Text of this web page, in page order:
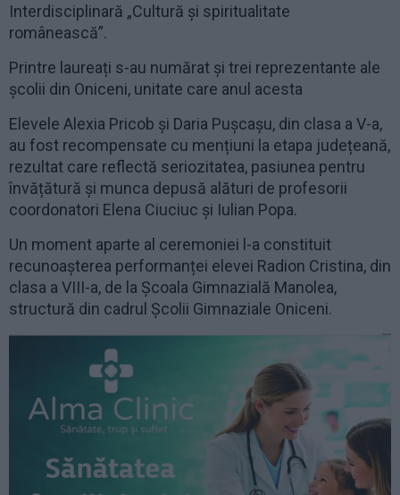
Interdisciplinară „Cultură și spiritualitate
românească”.
Printre laureați s-au numărat și trei reprezentante ale
școlii din Oniceni, unitate care anul acesta
Elevele Alexia Pricob și Daria Pușcașu, din clasa a V-a,
au fost recompensate cu mențiuni la etapa județeană,
rezultat care reflectă seriozitatea, pasiunea pentru
învățătură și munca depusă alături de profesorii
coordonatori Elena Ciuciuc și Iulian Popa.
Un moment aparte al ceremoniei l-a constituit
recunoașterea performanței elevei Radion Cristina, din
clasa a VIII-a, de la Școala Gimnazială Manolea,
structură din cadrul Școlii Gimnaziale Oniceni.